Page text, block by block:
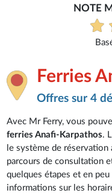
NOTE
Ferries
Offres sur 4
Avec Mr Ferry, vous
ferries Anafi-Karpathos.
le système de
parcours de consultation
quelques étapes et en
informations sur les